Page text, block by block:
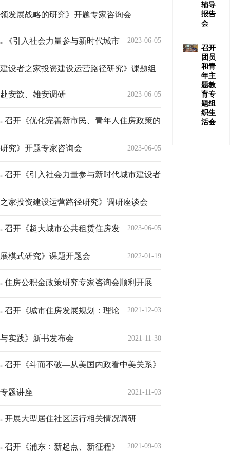
领发展战略的研究》开题专家咨询会
2023-06-05
《引入社会力量参与新时代城市
建设者之家投资建设运营路径研究》课题组
赴安歆、雄安调研 2023-06-05
召开《优化完善新市民、青年人住房政策的
研究》开题专家咨询会 2023-06-05
召开《引入社会力量参与新时代城市建设者
之家投资建设运营路径研究》调研座谈会
2023-06-05
召开《超大城市公共租赁住房发
展模式研究》课题开题会 2022-01-19
住房公积金政策研究专家咨询会顺利开展
2021-12-03
召开《城市住房发展规划：理论
与实践》新书发布会 2021-11-30
召开《斗而不破—从美国内政看中美关系》
专题讲座 2021-11-03
开展大型居住社区运行相关情况调研
2021-09-03
召开《浦东：新起点、新征程》
辅导
报告
会
召开
团员
和青
年主
题教
育专
题组
织生
活会